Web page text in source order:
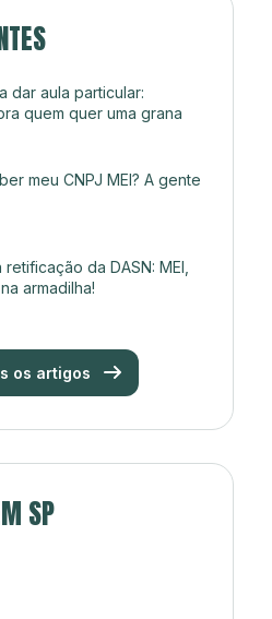
dar aula particular:
quem quer uma grana
meu CNPJ MEI? A gente
da DASN: MEI,
armadilha!
os artigos
SP